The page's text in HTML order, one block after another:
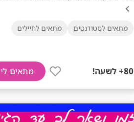
מתאים לסטודנטים מתאים לחיילים
80+ לשעה! מתאים לי